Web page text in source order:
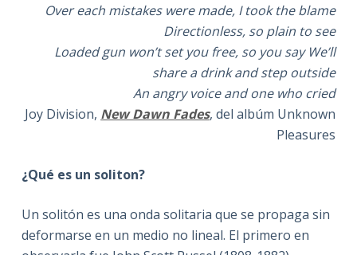
Over each mistakes were made, I took the blame
Directionless, so plain to see
Loaded gun won’t set you free, so you sayWe’ll
share a drink and step outside
An angry voice and one who cried
Joy Division, New Dawn Fades, del albúm Unknown
Pleasures
¿Qué es un soliton?
Un solitón es una onda solitaria que se propaga sin
deformarse en un medio no lineal. El primero en